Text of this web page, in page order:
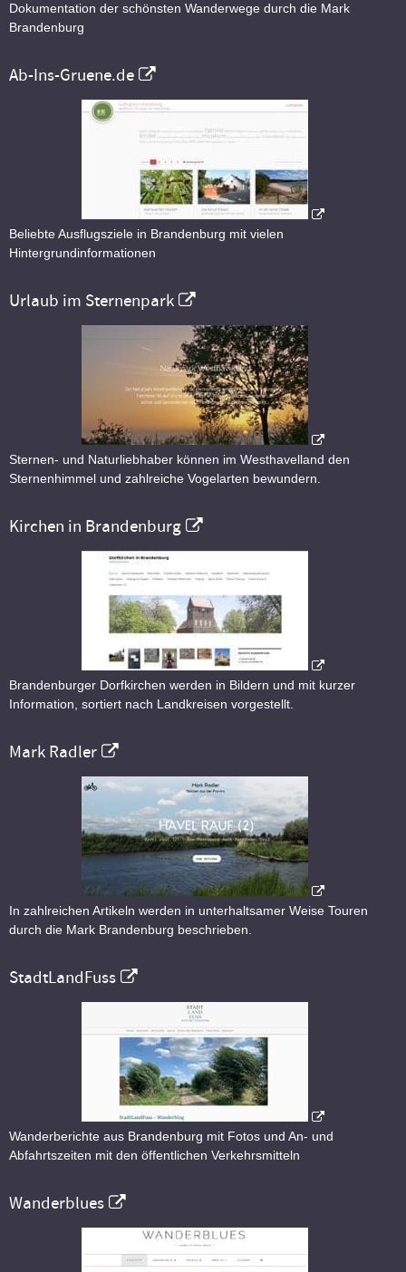
Dokumentation der schönsten Wanderwege durch die Mark
Brandenburg
Ab-Ins-Gruene.de
Beliebte Ausflugsziele in Brandenburg mit vielen
Hintergrundinformationen
Urlaub im Sternenpark
Sternen- und Naturliebhaber können im Westhavelland den
Sternenhimmel und zahlreiche Vogelarten bewundern.
Kirchen in Brandenburg
Brandenburger Dorfkirchen werden in Bildern und mit kurzer
Information, sortiert nach Landkreisen vorgestellt.
Mark Radler
In zahlreichen Artikeln werden in unterhaltsamer Weise Touren
durch die Mark Brandenburg beschrieben.
StadtLandFuss
Wanderberichte aus Brandenburg mit Fotos und An- und
Abfahrtszeiten mit den öffentlichen Verkehrsmitteln
Wanderblues